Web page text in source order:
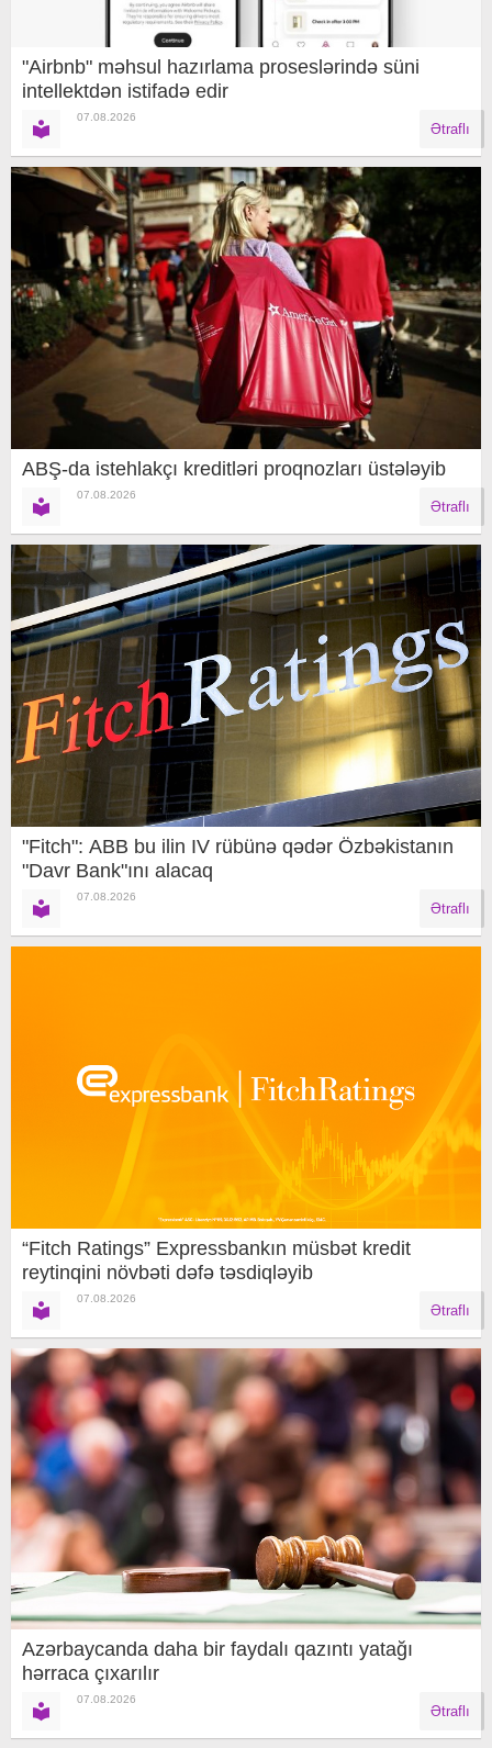
"Airbnb" məhsul hazırlama proseslərində süni
intellektdən istifadə edir
07.08.2026
Ətraflı
ABŞ-da istehlakçı kreditləri proqnozları üstələyib
07.08.2026
Ətraflı
"Fitch": ABB bu ilin IV rübünə qədər Özbəkistanın
"Davr Bank"ını alacaq
07.08.2026
Ətraflı
“Fitch Ratings” Expressbankın müsbət kredit
reytinqini növbəti dəfə təsdiqləyib
07.08.2026
Ətraflı
Azərbaycanda daha bir faydalı qazıntı yatağı
hərraca çıxarılır
07.08.2026
Ətraflı